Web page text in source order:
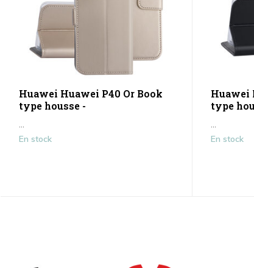
Huawei Huawei P40 Or Book
type housse -
En stock
Huawei
type
En stock